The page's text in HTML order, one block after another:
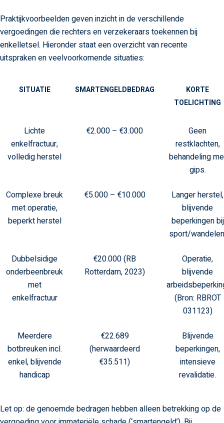
Praktijkvoorbeelden geven inzicht in de verschillende
vergoedingen die rechters en verzekeraars toekennen bij
enkelletsel. Hieronder staat een overzicht van recente
uitspraken en veelvoorkomende situaties:
SITUATIE SMARTENGELDBEDRAG
KORTE
TOELICHTING
Lichte
enkelfractuur,
volledig herstel
€2.000 – €3.000
Geen
restklachten,
behandeling
gips.
Complexe breuk
met operatie,
beperkt herstel
€5.000 – €10.000
Langer herstel,
blijvende
beperkingen bij
sport/
Dubbelsidige
onderbeenbreuk
met
enkelfractuur
€20.000 (RB
Rotterdam, 2023)
Operatie,
blijvende
(Bron: RBROT
031123)
Meerdere
botbreuken incl.
enkel, blijvende
handicap
€22.689
(herwaardeerd
€35.511)
Blijvende
beperkingen,
intensieve
revalidatie.
Let op: de genoemde bedragen hebben alleen betrekking op de